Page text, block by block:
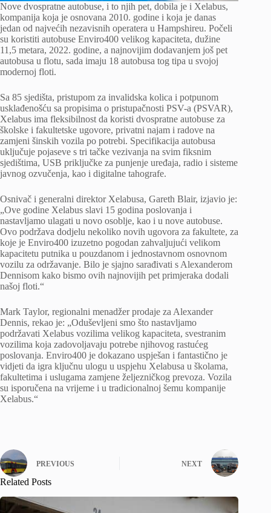
Nove dvospratne autobuse, i to njih pet, dobila je i Xelabus,
kompanija koja je osnovana 2010. godine i koja je danas
jedan od najvećih nezavisnih operatera u Hampshireu. Počeli
su koristiti autobuse Enviro400 velikog kapaciteta, dužine
11,5 metara, 2022. godine, a najnovijim dodavanjem još pet
autobusa u flotu, sada imaju 18 autobusa tog tipa u svojoj
modernoj floti.
Sa 85 sjedišta, pristupom za invalidska kolica i potpunom
usklađenošću sa propisima o pristupačnosti PSV-a (PSVAR),
Xelabus ima fleksibilnost da koristi dvospratne autobuse za
školske i fakultetske ugovore, privatni najam i radove na
zamjeni šinskih vozila po potrebi. Specifikacija autobusa
uključuje pojaseve s tri tačke vezivanja na svim fiksnim
sjedištima, USB priključke za punjenje uređaja, radio i sisteme
javnog ozvučenja, kao i digitalne tahografe.
Osnivač i generalni direktor Xelabusa, Gareth Blair, izjavio je:
„Ove godine Xelabus slavi 15 godina poslovanja i
nastavljamo ulagati u novo osoblje, kao i u nove autobuse.
Ovo podržava dodjelu nekoliko novih ugovora za fakultete, za
koje je Enviro400 izuzetno pogodan zahvaljujući velikom
kapacitetu putnika u pouzdanom i jednostavnom osnovnom
vozilu za održavanje. Bilo je sjajno sarađivati ​​s Alexanderom
Dennisom kako bismo ovih najnovijih pet primjeraka dodali
našoj floti.“
Mark Taylor, regionalni menadžer prodaje za Alexander
Dennis, rekao je: „Oduševljeni smo što nastavljamo
podržavati Xelabus vozilima velikog kapaciteta, svestranim
vozilima koja zadovoljavaju potrebe njihovog rastućeg
poslovanja. Enviro400 je dokazano uspješan i fantastično je
vidjeti da igra ključnu ulogu u uspjehu Xelabusa u školama,
fakultetima i uslugama zamjene željezničkog prevoza. Vozila
su isporučena na vrijeme i u tradicionalnoj šemu kompanije
Xelabus.“
PREVIOUS NEXT
Related Posts